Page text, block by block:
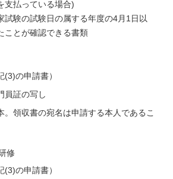
支払っている場合)
試験の試験日の属する年度の4月1日以
ことが確認できる書類
(3)の申請書）
員証の写し
。領収書の宛名は申請する本人であるこ
修
(3)の申請書）